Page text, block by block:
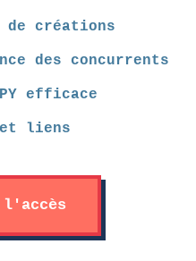
de créations
des concurrents
efficace
liens
l'accès